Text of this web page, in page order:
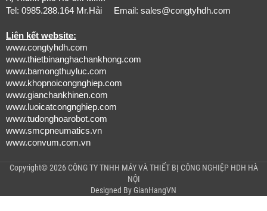
Tel: 0985.288.164 Mr.Hải Email: sales@congtyhdh.com
Liên kết website:
www.congtyhdh.com
www.thietbinanghachankhong.com
www.bamongthuyluc.com
www.khopnoicongnghiep.com
www.gianchankhinen.com
www.luoicatcongnghiep.com
www.tudonghoarobot.com
www.smcpneumatics.vn
www.convum.com.vn
Copyright© 2026 CÔNG TY TNHH MÁY VÀ THIẾT BỊ CÔNG NGHIỆP HDH HÀ
NỘI
Designed By GianHangVN